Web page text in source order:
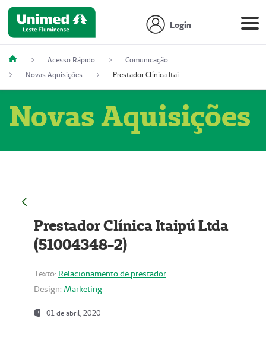
Login
Acesso Rápido
Comunicação
Novas Aquisições
Prestador Clínica Itaipú Ltda (51004348-2)
Novas Aquisições
Prestador Clínica Itaipú Ltda
(51004348-2)
Texto: Relacionamento de prestador
Design: Marketing
01 de abril, 2020